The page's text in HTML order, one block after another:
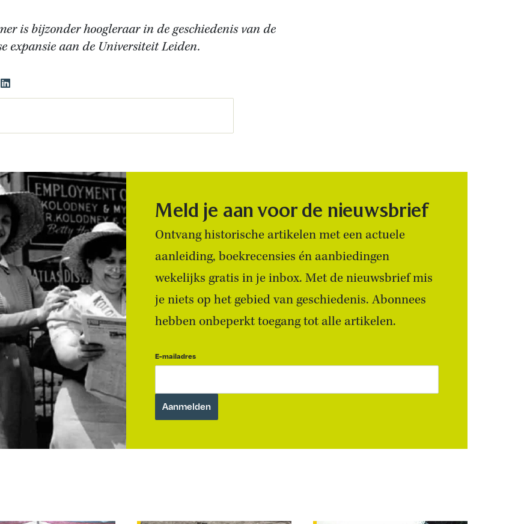
is bijzonder hoogleraar in de geschiedenis van de
expansie aan de Universiteit Leiden.
Meld je aan voor de nieuwsbrief
Ontvang historische artikelen met een actuele
aanleiding, boekrecensies én aanbiedingen
wekelijks gratis in je inbox. Met de nieuwsbrief mis
je niets op het gebied van geschiedenis. Abonnees
hebben onbeperkt toegang tot alle artikelen.
E-mailadres